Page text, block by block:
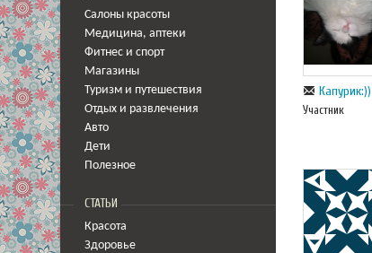
Салоны красоты
Медицина, аптеки
Фитнес и спорт
Магазины
Туризм и путешествия
Отдых и развлечения
Авто
Дети
Полезное
СТАТЬИ
Красота
Здоровье
Капурик:))
Участник